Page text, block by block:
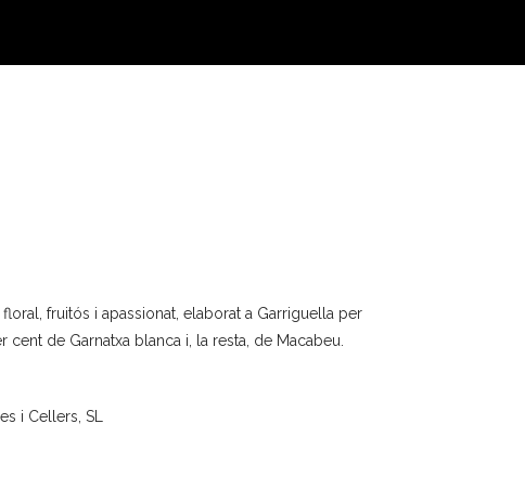
fruitós i apassionat, elaborat a Garriguella per
cent de Garnatxa blanca i, la resta, de Macabeu.
i Cellers, SL